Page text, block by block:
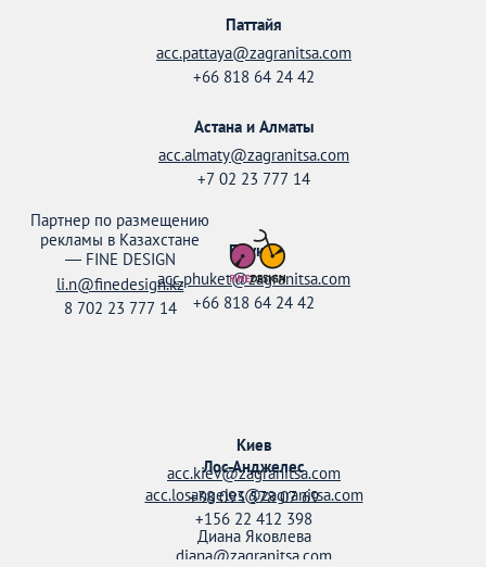
Паттайя
acc.pattaya@zagranitsa.com
+66 818 64 24 42
Астана и Алматы
acc.almaty@zagranitsa.com
+7 02 23 777 14
Партнер по размещению
рекламы в Казахстане
— FINE DESIGN
li.n@finedesign.kz
8 702 23 777 14
Пхукет
acc.phuket@zagranitsa.com
+66 818 64 24 42
Киев
acc.kiev@zagranitsa.com
+38 093 578 07 69
Диана Яковлева
diana@zagranitsa.com
Лос-Анджелес
acc.losangeles@zagranitsa.com
+156 22 412 398